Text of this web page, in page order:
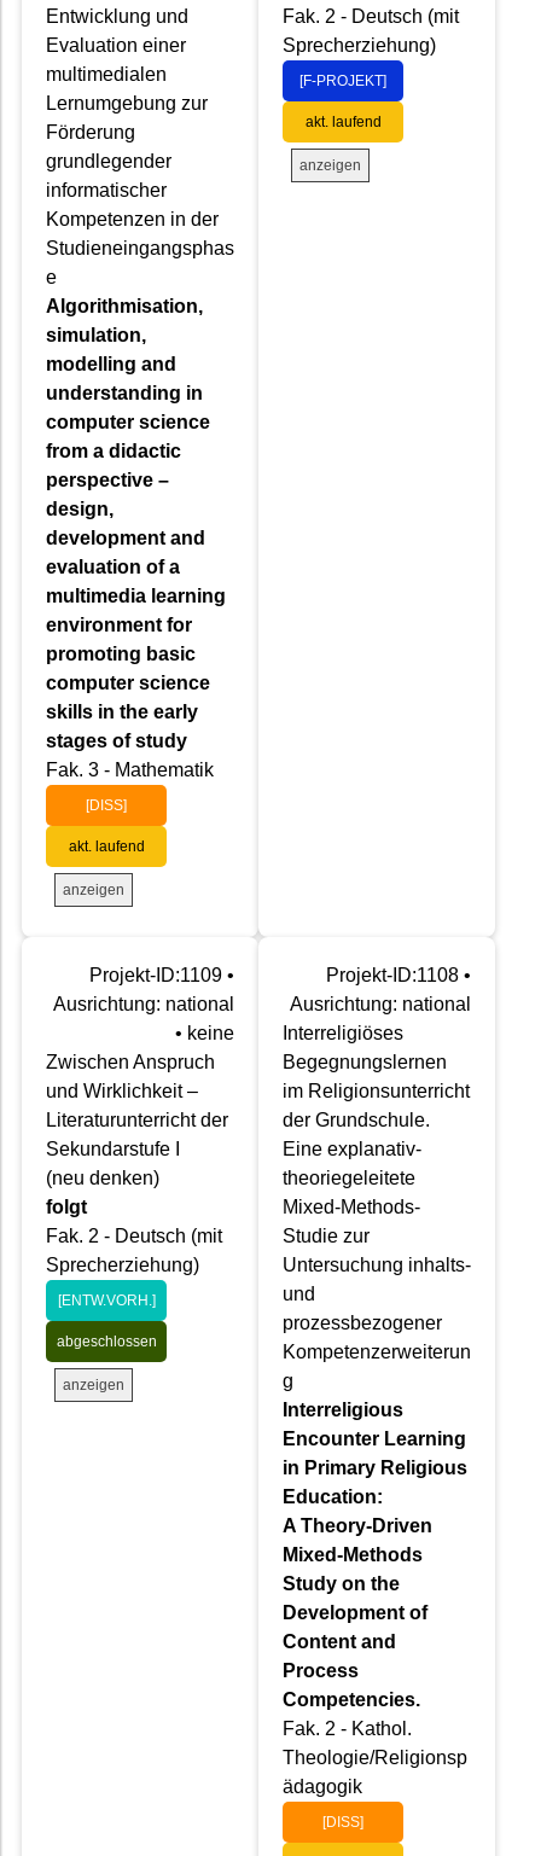
Entwicklung und
Evaluation einer
multimedialen
Lernumgebung zur
Förderung
grundlegender
informatischer
Kompetenzen in der
Studieneingangsphas
e
Algorithmisation,
simulation,
modelling and
understanding in
computer science
from a didactic
perspective –
design,
development and
evaluation of a
multimedia learning
environment for
promoting basic
computer science
skills in the early
stages of study
Fak. 3 - Mathematik
[DISS]
akt. laufend
anzeigen
Fak. 2 - Deutsch (mit
Sprecherziehung)
[F-PROJEKT]
akt. laufend
anzeigen
Projekt-ID:1109 •
Ausrichtung: national
• keine
Zwischen Anspruch
und Wirklichkeit –
Literaturunterricht der
Sekundarstufe I
(neu denken)
folgt
Fak. 2 - Deutsch (mit
Sprecherziehung)
[ENTW.VORH.]
abgeschlossen
anzeigen
Projekt-ID:1108 •
Ausrichtung: national
Interreligiöses
Begegnungslernen
im Religionsunterricht
der Grundschule.
Eine explanativ-
theoriegeleitete
Mixed-Methods-
Studie zur
Untersuchung inhalts-
und
prozessbezogener
Kompetenzerweiterun
g
Interreligious
Encounter Learning
in Primary Religious
Education:
A Theory-Driven
Mixed-Methods
Study on the
Development of
Content and
Process
Competencies.
Fak. 2 - Kathol.
Theologie/Religionsp
ädagogik
[DISS]